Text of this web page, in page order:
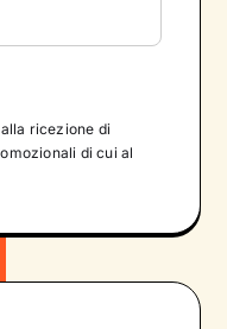
ricezione di
di cui al